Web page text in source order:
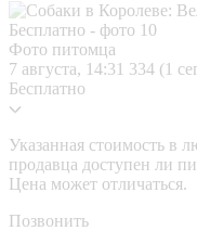
Фото питомца
7 августа, 14:31 334 (1
Бесплатно
Указанная стоимость в
продавца доступен ли
Цена может отличаться.
Позвонить